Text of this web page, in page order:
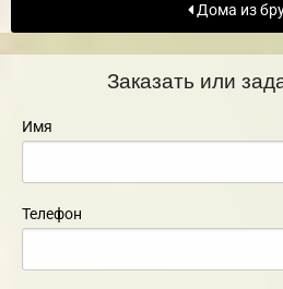
Дома из
Заказать или
Имя
Телефон